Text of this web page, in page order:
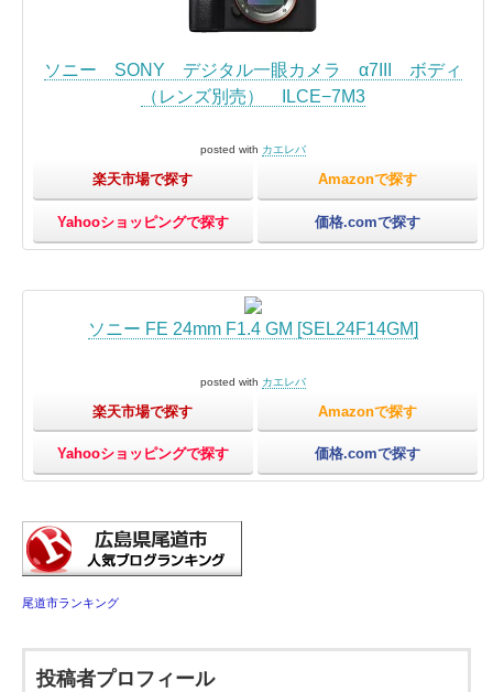
ソニー SONY デジタル一眼カメラ α7III ボディ
（レンズ別売） ILCE−7M3
posted with カエレバ
楽天市場で探す Amazonで探す
Yahooショッピングで探す 価格.comで探す
ソニー FE 24mm F1.4 GM [SEL24F14GM]
posted with カエレバ
楽天市場で探す Amazonで探す
Yahooショッピングで探す 価格.comで探す
尾道市ランキング
投稿者プロフィール